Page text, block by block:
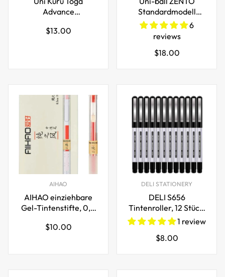
Advance
Drehbleistift mit
Regulärer
$13.00
Standardmodell
wasserbasierter
Kugelschreiber 4
6
reviews
Regulärer
$18.00
AIHAO
AIHAO einziehbare
Gel-Tintenstifte, 0,5
12er-Pack
Regulärer
$10.00
DELI STATIONERY
DELI S656
Tintenroller, 12 Stück,
Schwarz, Rot, Blau,
feine Spitze
1 review
Regulärer
$8.00